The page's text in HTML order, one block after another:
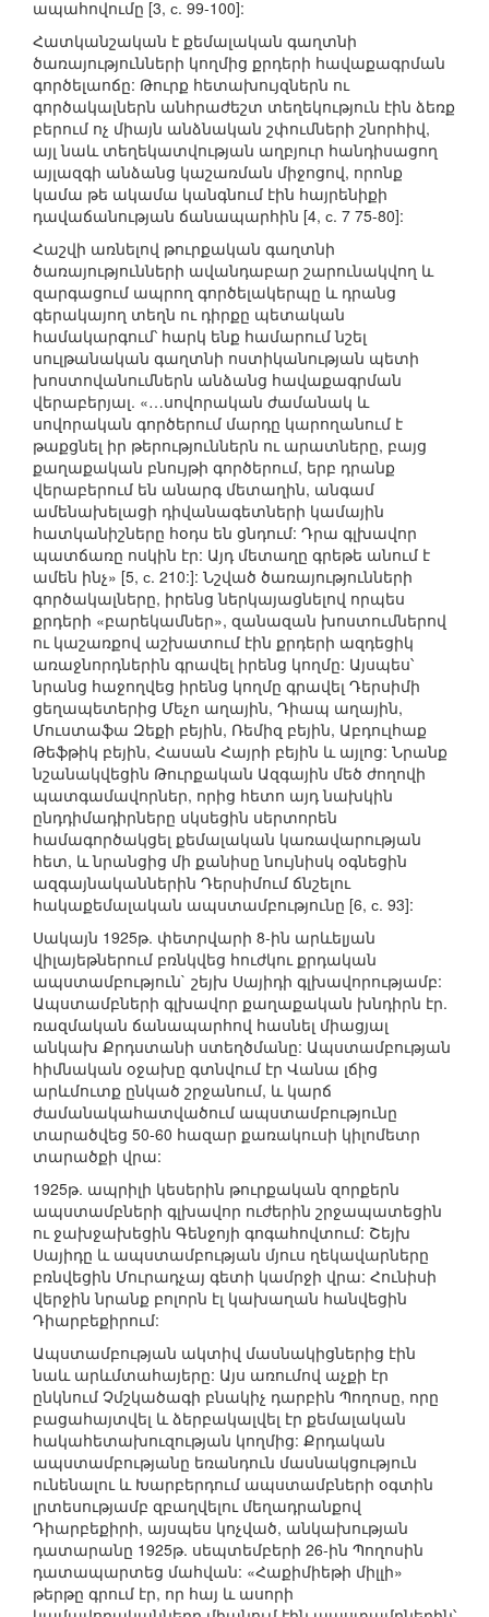
ապահովումը [3, с. 99-100]:
Հատկանշական է քեմալական գաղտնի
ծառայությունների կողմից քրդերի հավաքագրման
գործելաոճը: Թուրք հետախույզներն ու
գործակալներն անհրաժեշտ տեղեկություն էին ձեռք
բերում ոչ միայն անձնական շփումների շնորհիվ,
այլ նաև տեղեկատվության աղբյուր հանդիսացող
այլազգի անձանց կաշառման միջոցով, որոնք
կամա թե ակամա կանգնում էին հայրենիքի
դավաճանության ճանապարհին [4, с. 7 75-80]:
Հաշվի առնելով թուրքական գաղտնի
ծառայությունների ավանդաբար շարունակվող և
զարգացում ապրող գործելակերպը և դրանց
գերակայող տեղն ու դիրքը պետական
համակարգում՝ հարկ ենք համարում նշել
սուլթանական գաղտնի ոստիկանության պետի
խոստովանումներն անձանց հավաքագրման
վերաբերյալ. «…սովորական ժամանակ և
սովորական գործերում մարդը կարողանում է
թաքցնել իր թերություններն ու արատները, բայց
քաղաքական բնույթի գործերում, երբ դրանք
վերաբերում են անարգ մետաղին, անգամ
ամենախելացի դիվանագետների կամային
հատկանիշները հօդս են ցնդում: Դրա գլխավոր
պատճառը ոսկին էր: Այդ մետաղը գրեթե անում է
ամեն ինչ» [5, с. 210:]: Նշված ծառայությունների
գործակալները, իրենց ներկայացնելով որպես
քրդերի «բարեկամներ», զանազան խոստումներով
ու կաշառքով աշխատում էին քրդերի ազդեցիկ
առաջնորդներին գրավել իրենց կողմը: Այսպես՝
նրանց հաջողվեց իրենց կողմը գրավել Դերսիմի
ցեղապետերից Մեչո աղային, Դիապ աղային,
Մուստաֆա Զեքի բեյին, Ռեմիզ բեյին, Աբդուլհաք
Թեֆթիկ բեյին, Հասան Հայրի բեյին և այլոց: Նրանք
նշանակվեցին Թուրքական Ազգային մեծ ժողովի
պատգամավորներ, որից հետո այդ նախկին
ընդդիմադիրները սկսեցին սերտորեն
համագործակցել քեմալական կառավարության
հետ, և նրանցից մի քանիսը նույնիսկ օգնեցին
ազգայնականներին Դերսիմում ճնշելու
հակաքեմալական ապստամբությունը [6, с. 93]:
Սակայն 1925թ. փետրվարի 8-ին արևելյան
վիլայեթներում բռնկվեց հուժկու քրդական
ապստամբություն` շեյխ Սայիդի գլխավորությամբ:
Ապստամբների գլխավոր քաղաքական խնդիրն էր.
ռազմական ճանապարհով հասնել միացյալ
անկախ Քրդստանի ստեղծմանը: Ապստամբության
հիմնական օջախը գտնվում էր Վանա լճից
արևմուտք ընկած շրջանում, և կարճ
ժամանակահատվածում ապստամբությունը
տարածվեց 50-60 հազար քառակուսի կիլոմետր
տարածքի վրա:
1925թ. ապրիլի կեսերին թուրքական զորքերն
ապստամբների գլխավոր ուժերին շրջապատեցին
ու ջախջախեցին Գենջոյի գոգահովտում: Շեյխ
Սայիդը և ապստամբության մյուս ղեկավարները
բռնվեցին Մուրադչայ գետի կամրջի վրա: Հունիսի
վերջին նրանք բոլորն էլ կախաղան հանվեցին
Դիարբեքիրում:
Ապստամբության ակտիվ մասնակիցներից էին
նաև արևմտահայերը: Այս առումով աչքի էր
ընկնում Չմշկածագի բնակիչ դարբին Պողոսը, որը
բացահայտվել և ձերբակալվել էր քեմալական
հակահետախուզության կողմից: Քրդական
ապստամբությանը եռանդուն մասնակցություն
ունենալու և Խարբերդում ապստամբների օգտին
լրտեսությամբ զբաղվելու մեղադրանքով
Դիարբեքիրի, այսպես կոչված, անկախության
դատարանը 1925թ. սեպտեմբերի 26-ին Պողոսին
դատապարտեց մահվան: «Հաքիմիեթի միլլի»
թերթը գրում էր, որ հայ և ասորի